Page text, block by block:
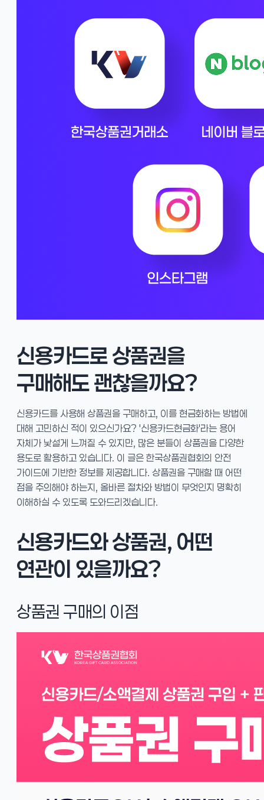
신용카드로 상품권을
구매해도 괜찮을까요?
신용카드를 사용해 상품권을 구매하고, 이를 현금화하는 방법에
대해 고민하신 적이 있으신가요? '신용카드현금화'라는 용어
자체가 낯설게 느껴질 수 있지만, 많은 분들이 상품권을 다양한
용도로 활용하고 있습니다. 이 글은 한국상품권협회의 안전
가이드에 기반한 정보를 제공합니다. 상품권을 구매할 때 어떤
점을 주의해야 하는지, 올바른 절차와 방법이 무엇인지 명확히
이해하실 수 있도록 도와드리겠습니다.
신용카드와 상품권, 어떤
연관이 있을까요?
상품권 구매의 이점